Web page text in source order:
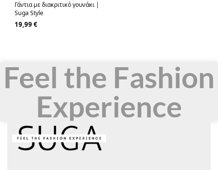
Γάντια με διακριτικό γουνάκι |
Suga Style
19,99 €
Feel the Fashion
Experience